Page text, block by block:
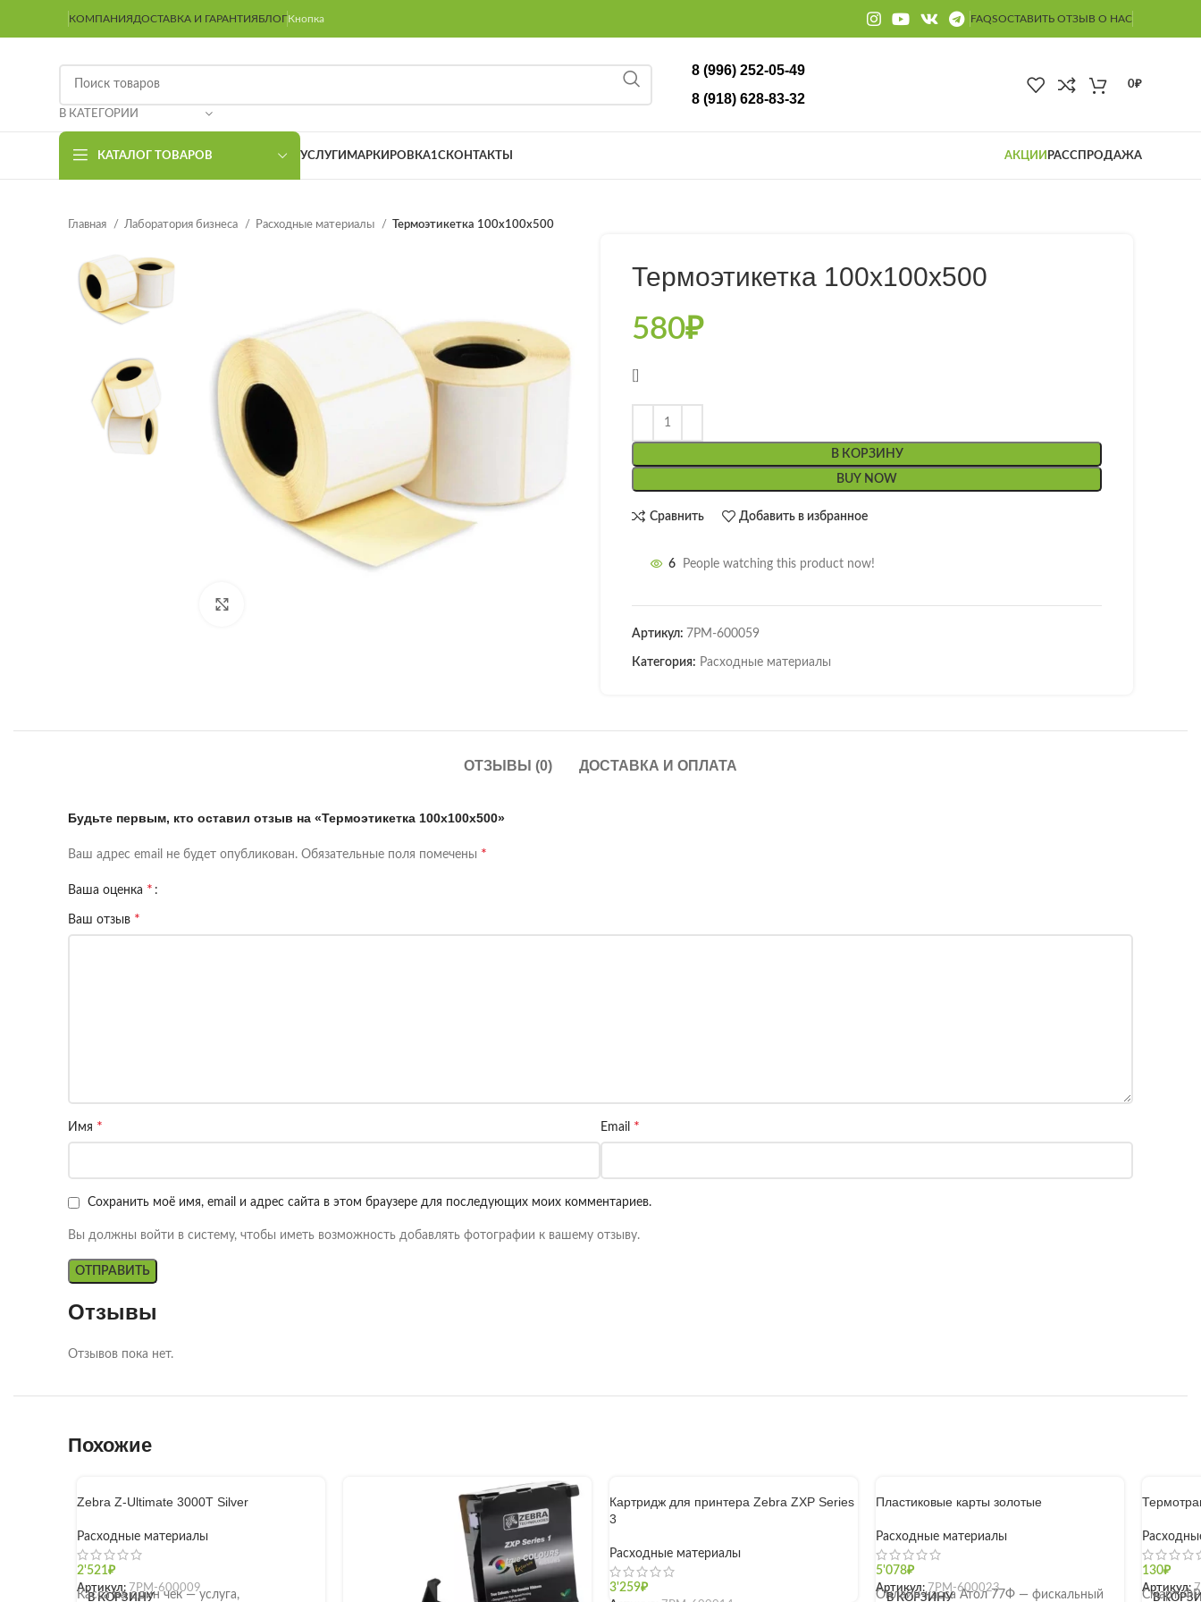
КОМПАНИЯДОСТАВКА И ГАРАНТИЯБЛОГКнопка FAQSОСТАВИТЬ ОТЗЫВ О НАС
В КАТЕГОРИИ
8 (996) 252-05-49
8 (918) 628-83-32
0₽
КАТАЛОГ ТОВАРОВ УСЛУГИ МАРКИРОВКА1СКОНТАКТЫ АКЦИИ РАССПРОДАЖА
Главная Лаборатория бизнеса Расходные материалы Термоэтикетка 100x100x500
Термоэтикетка 100x100x500
580₽
В КОРЗИНУ
BUY NOW
Сравнить Добавить в избранное
6 People watching this product now!
Артикул: 7РМ-600059
Категория: Расходные материалы
ОТЗЫВЫ (0) ДОСТАВКА И ОПЛАТА
Отзывы
Отзывов пока нет.
Будьте первым, кто оставил отзыв на «Термоэтикетка 100x100x500»
Ваш адрес email не будет опубликован. Обязательные поля помечены *
Ваша оценка *
Ваш отзыв *
Имя * Email *
Сохранить моё имя, email и адрес сайта в этом браузере для последующих моих комментариев.
Вы должны войти в систему, чтобы иметь возможность добавлять фотографии к вашему отзыву.
Похожие
Zebra Z-Ultimate 3000T Silver
Расходные материалы
2'521₽
В КОРЗИНУ
Артикул: 7РМ-600009
Касса на один чек — услуга,
Картридж для принтера Zebra ZXP Series
3
Расходные материалы
3'259₽
Пластиковые карты золотые
Расходные материалы
5'078₽
В КОРЗИНУ
Артикул: 7РМ-600023
Онлайн-касса Атол 77Ф — фискальный
130₽
В
Артикул:
Смарт-ФР